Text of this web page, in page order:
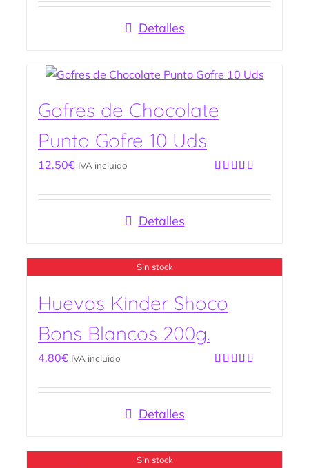
5
Detalles
Gofres de Chocolate
Punto Gofre 10 Uds
con5.00de
5
12.50€ IVA incluido
Detalles
Sin stock
Huevos Kinder Shoco
Bons Blancos 200g.
con5.00de
5
4.80€ IVA incluido
Detalles
Sin stock